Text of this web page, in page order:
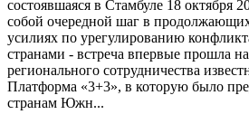
состоявшаяся в Стамбуле 18 октября
собой очередной шаг в
усилиях по урегулированию
странами - встреча впервые прошла
регионального сотрудничества
Платформа «3+3», в которую было
странам Южн...